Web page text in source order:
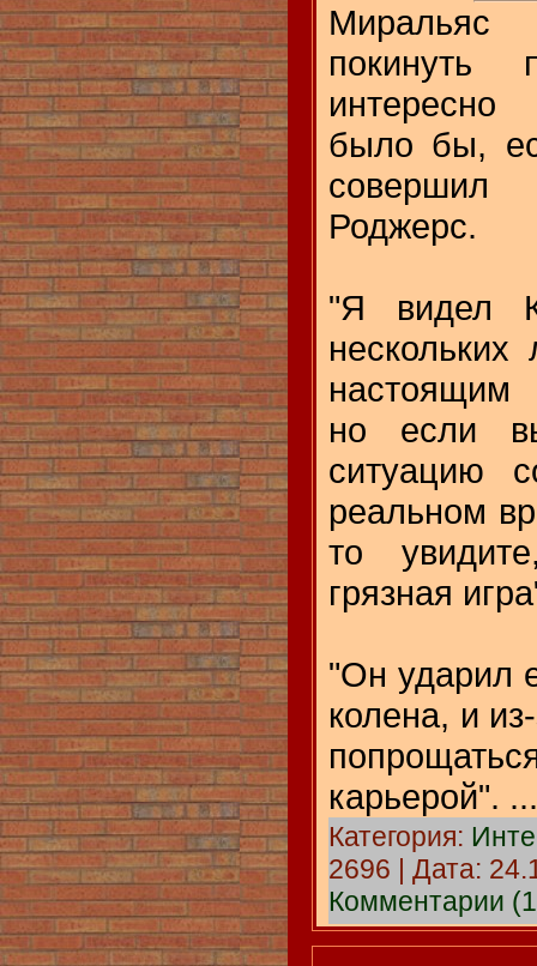
было бы,
Роджерс.
"Я видел
настоящим
но если
ситуацию
реальном
то
грязная
"Он ударил
колена, и
карьерой".
Категория:
2696 | Дата:
Комментарии